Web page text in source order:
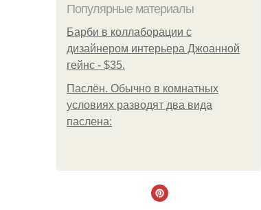
Популярные материалы
Барби в коллаборации с
дизайнером интерьера Джоанной
гейнс - $35.
Паслён. Обычно в комнатных
условиях разводят два вида
паслена: